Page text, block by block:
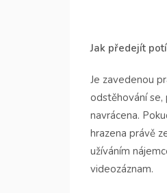
Jak předejít
Je zavedenou
odstěhování se,
navrácena.
hrazena právě
užíváním
videozáznam.